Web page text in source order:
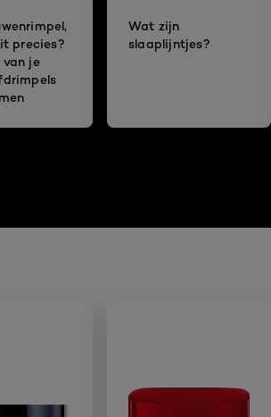
precies?
van je
Wat zijn
slaaplijntjes?